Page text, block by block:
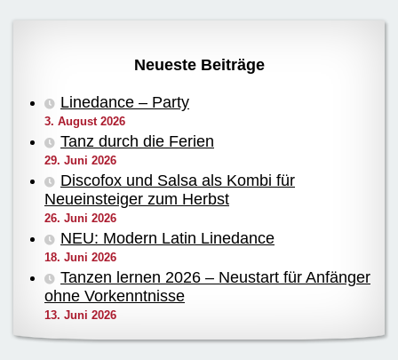
Neueste Beiträge
Linedance – Party
3. August 2026
Tanz durch die Ferien
29. Juni 2026
Discofox und Salsa als Kombi für
Neueinsteiger zum Herbst
26. Juni 2026
NEU: Modern Latin Linedance
18. Juni 2026
Tanzen lernen 2026 – Neustart für Anfänger
ohne Vorkenntnisse
13. Juni 2026